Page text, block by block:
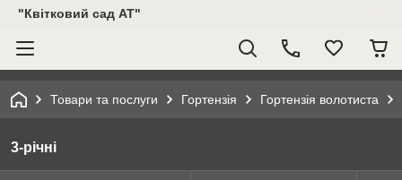
"Квітковий сад АТ"
Товари та послуги Гортензія Гортензія волотиста
3-річні